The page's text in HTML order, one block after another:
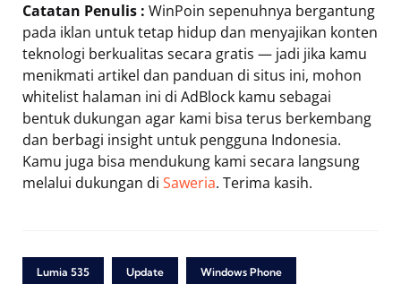
Catatan Penulis : WinPoin sepenuhnya bergantung
pada iklan untuk tetap hidup dan menyajikan konten
teknologi berkualitas secara gratis — jadi jika kamu
menikmati artikel dan panduan di situs ini, mohon
whitelist halaman ini di AdBlock kamu sebagai
bentuk dukungan agar kami bisa terus berkembang
dan berbagi insight untuk pengguna Indonesia.
Kamu juga bisa mendukung kami secara langsung
melalui dukungan di Saweria. Terima kasih.
Lumia 535 Update Windows Phone